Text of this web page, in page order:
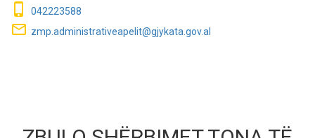
phone_iphone 042223588
mail_outline zmp.administrativeapelit@gjykata.gov.al